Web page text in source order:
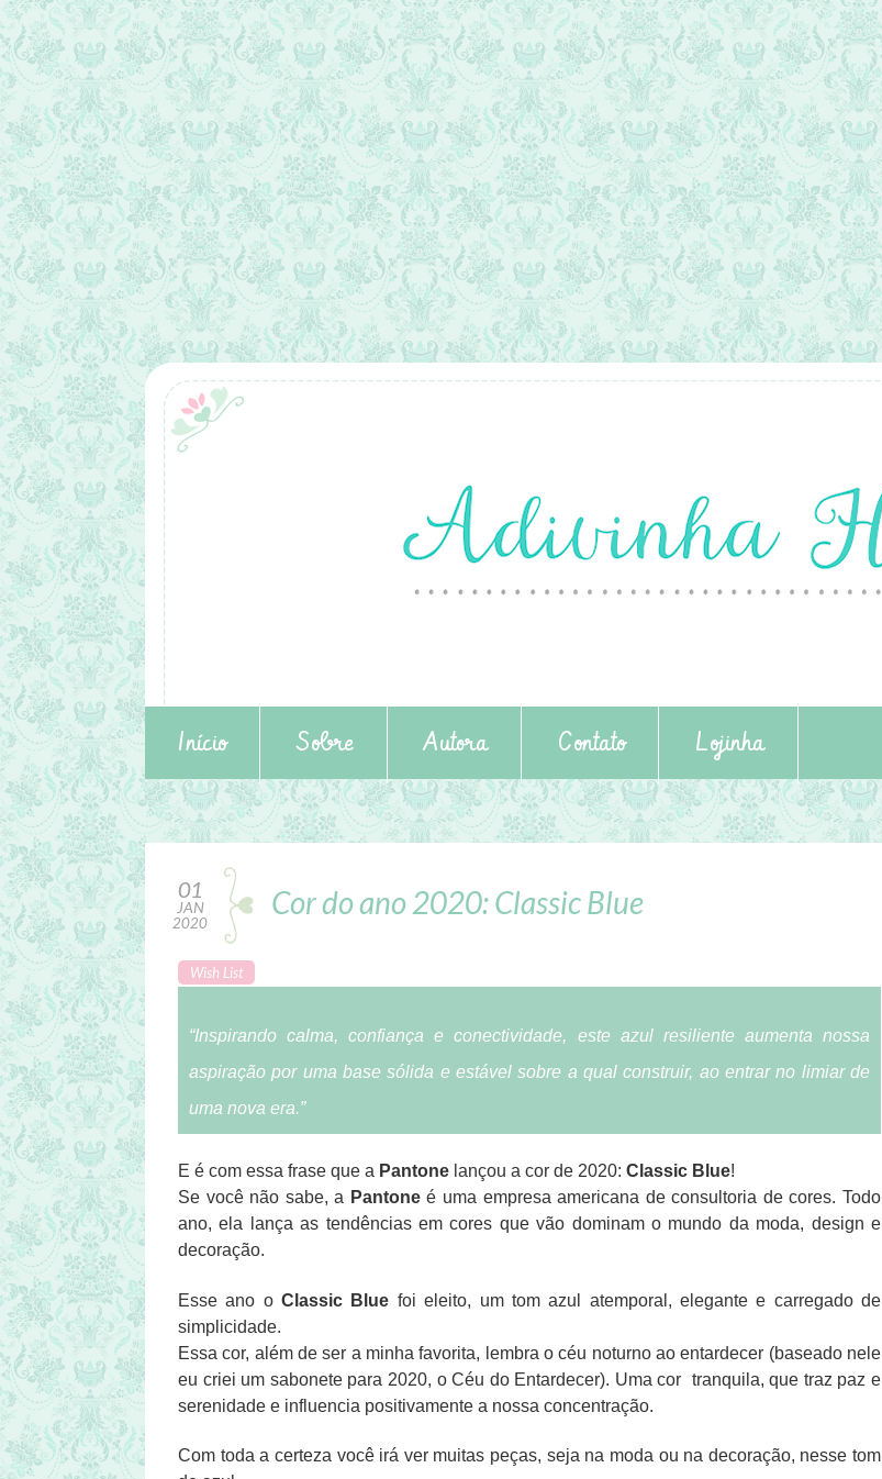
Início Sobre Autora Contato Lojinha
01
JAN
2020
Cor do ano 2020: Classic Blue
Wish List
“Inspirando calma, confiança e conectividade, este azul resiliente aumenta nossa
aspiração por uma base sólida e estável sobre a qual construir, ao entrar no limiar de
uma nova era.”
E é com essa frase que a Pantone lançou a cor de 2020: Classic Blue!
Se você não sabe, a Pantoneé uma empresa americana de consultoria de cores. Todo
ano, ela lança as tendências em cores que vão dominam o mundo da moda, design e
decoração.
Esse ano oClassic Blue foi eleito, um tom azul atemporal, elegante e carregado de
simplicidade.
Essa cor, além de ser a minha favorita, lembra o céu noturno ao entardecer (baseado nele
eu criei um sabonete para 2020, o Céu do Entardecer). Uma cor tranquila, que traz paz e
serenidade e influencia positivamente a nossa concentração.
Com toda a certeza você irá ver muitas peças, seja na moda ou na decoração, nesse tom